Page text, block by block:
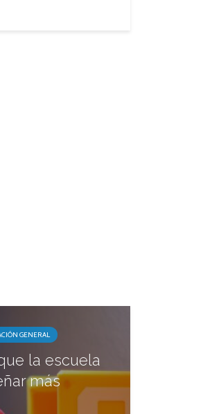
GENERAL
la escuela
más